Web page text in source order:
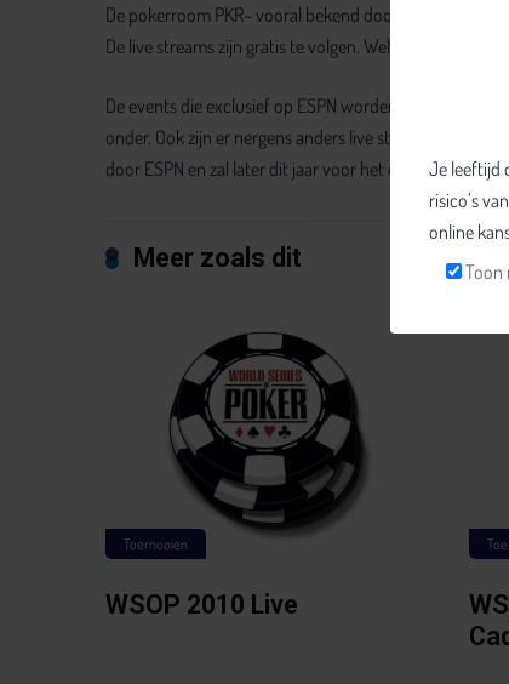
Je leeftijd
risico’s
online
Toon
De pokerroom PKR– vooral bekend door hun 3D
De live streams zijn gratis te volgen. Wel is een
De events die exclusief op ESPN worden uitgezonden,
onder. Ook zijn er nergens anders live streams te
door ESPN en zal later dit jaar voor het eerst op deze
Meer zoals dit
Toernooien
WSOP 2010 Live